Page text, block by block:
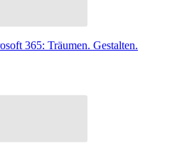
365: Träumen. Gestalten.